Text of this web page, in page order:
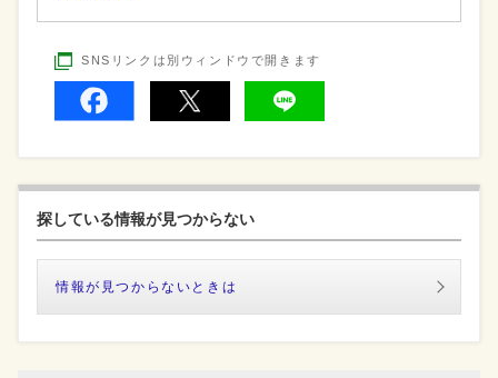
SNSリンクは別ウィンドウで開きます
探している情報が見つからない
情報が見つからないときは